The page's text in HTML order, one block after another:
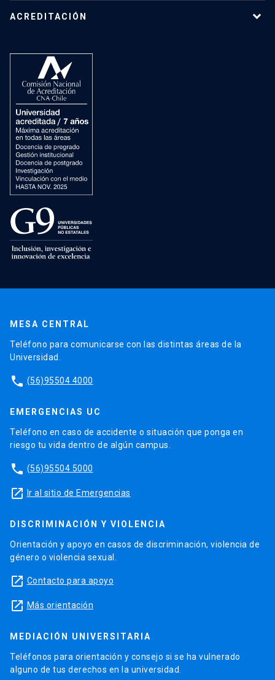
ACREDITACIÓN
MESA CENTRAL
Teléfono para comunicarse con las distintas áreas de la
Universidad.
phone (56)95504 4000
EMERGENCIAS UC
Teléfono en caso de accidente o situación que ponga en
riesgo tu vida dentro de algún campus.
phone (56)95504 5000
launch Ir al sitio de Emergencias
DISCRIMINACIÓN Y VIOLENCIA
Orientación y apoyo en casos de discriminación, violencia de
género o violencia sexual.
launch Contacto para apoyo
launch Más orientación
MEDIACIÓN UNIVERSITARIA
Teléfonos para orientación y consejo si se ha vulnerado
alguno de tus derechos en la universidad.